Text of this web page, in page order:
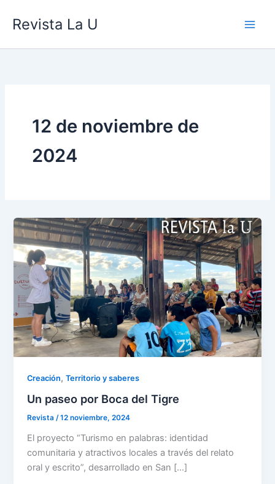
Revista La U
12 de noviembre de
2024
Creación,Territorio y saberes
Un paseo por Boca del Tigre
Revista/12 noviembre, 2024
El proyecto “Turismo en palabras: identidad
comunitaria y atractivos locales a través del relato
oral y escrito”, desarrollado en San […]